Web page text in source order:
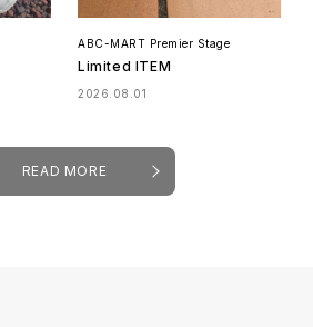
ABC-MART Premier Stage
Limited ITEM
2026.08.01
READ MORE